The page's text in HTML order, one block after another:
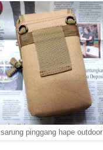
sarung pinggang hape outdoor